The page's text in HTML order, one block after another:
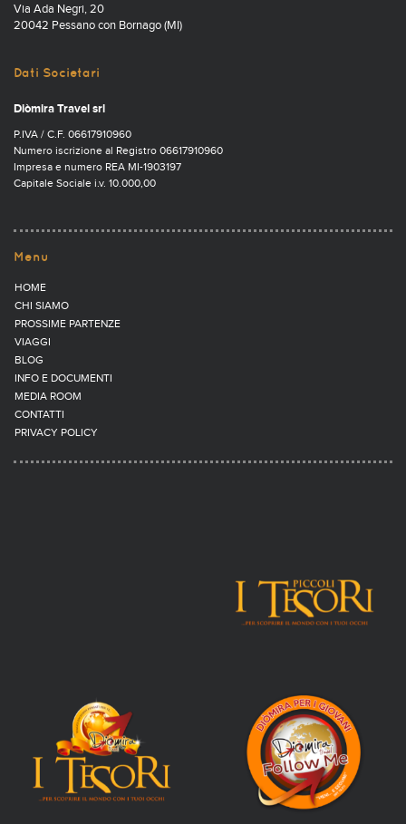
Via Ada Negri, 20
20042 Pessano con Bornago (MI)
Dati Societari
Diòmira Travel srl
P.IVA / C.F. 06617910960
Numero iscrizione al Registro 06617910960
Impresa e numero REA MI-1903197
Capitale Sociale i.v. 10.000,00
Menu
HOME
CHI SIAMO
PROSSIME PARTENZE
VIAGGI
BLOG
INFO E DOCUMENTI
MEDIA ROOM
CONTATTI
PRIVACY POLICY